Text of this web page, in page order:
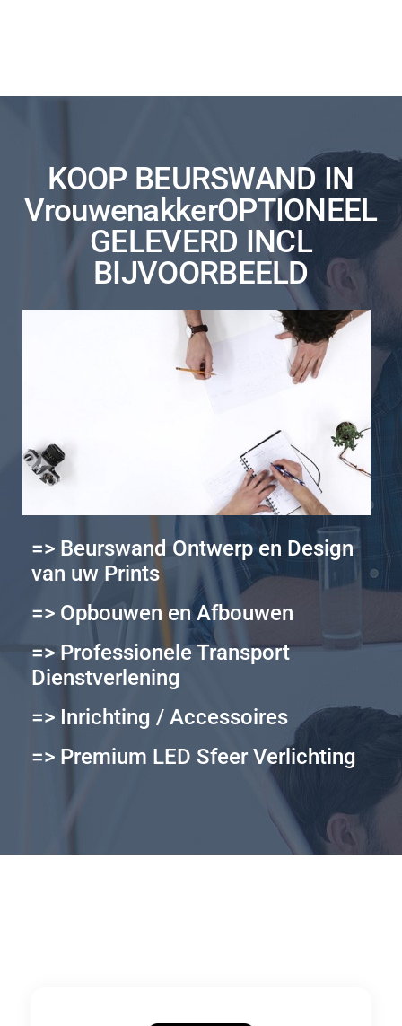
KOOP BEURSWAND IN
VrouwenakkerOPTIONEEL
GELEVERD INCL
BIJVOORBEELD
=> Beurswand Ontwerp en Design
van uw Prints
=> Opbouwen en Afbouwen
=> Professionele Transport
Dienstverlening
=> Inrichting / Accessoires
=> Premium LED Sfeer Verlichting